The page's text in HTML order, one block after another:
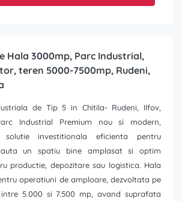
Hala 3000mp, Parc Industrial,
teren 5000-7500mp, Rudeni,
de Tip 5 in Chitila- Rudeni, Ilfov,
Industrial Premium nou si modern,
solutie investitionala eficienta pentru
un spatiu bine amplasat si optim
productie, depozitare sau logistica. Hala
operatiuni de amploare, dezvoltata pe
5.000 si 7.500 mp, avand suprafata